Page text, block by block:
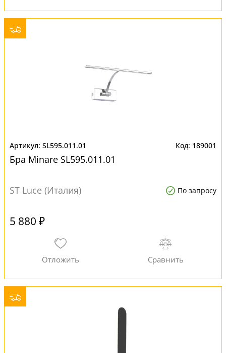
SL595.011.01 189001
Бра Minare SL595.011.01
ST Luce (Италия) По запросу
5 880 ₽